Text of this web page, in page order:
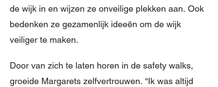
de wijk in en wijzen ze onveilige plekken aan. Ook
bedenken ze gezamenlijk ideeën om de wijk
veiliger te maken.
Door van zich te laten horen in de safety walks,
groeide Margarets zelfvertrouwen. “Ik was altijd